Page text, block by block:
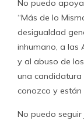
No puedo
“Más de lo
desigualdad
inhumano, a las
y al abuso de
una candidatura
conozco y
No puedo